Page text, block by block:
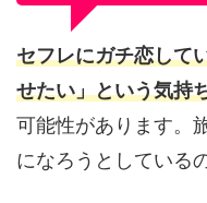
セフレにガチ恋して
せたい」という気持
可能性があります。
になろうとしている